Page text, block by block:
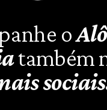
o
também